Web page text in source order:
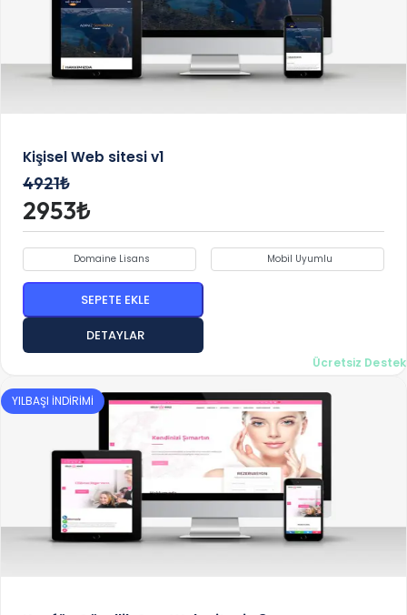
Kişisel Web sitesi v1
4921₺
2953₺
Ücretsiz Destek
Domaine Lisans Mobil Uyumlu
SEPETE EKLE
DETAYLAR
YILBAŞI İNDİRİMİ